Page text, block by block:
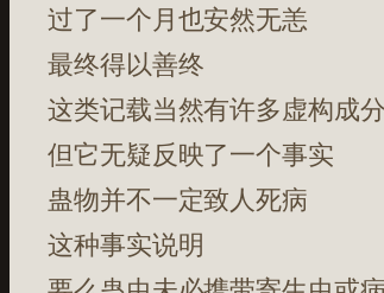
过了一个月也安然无恙
最终得以善终
这类记载当然有许多虚构成分
但它无疑反映了一个事实
蛊物并不一定致人死病
这种事实说明